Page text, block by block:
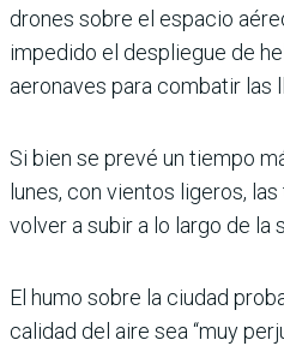
drones sobre el espacio
impedido el despliegue de
aeronaves para combatir las
Si bien se prevé un tiempo
lunes, con vientos ligeros,
volver a subir a lo largo de la
El humo sobre la ciudad
calidad del aire sea “muy